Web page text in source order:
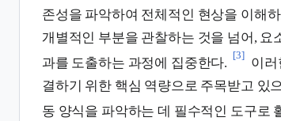
존성을 파악하여 전체적인 현상을 이해
개별적인 부분을 관찰하는 것을 넘어,
과를 도출하는 과정에 집중한다.
[3]
이러
결하기 위한 핵심 역량으로 주목받고 있
동 양식을 파악하는 데 필수적인 도구로